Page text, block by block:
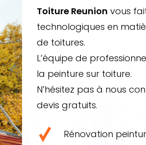
Toiture Reunion vous
technologiques en
de toitures.
L’équipe de
la peinture sur toiture.
N’hésitez pas à nous
devis gratuits.
Rénovation